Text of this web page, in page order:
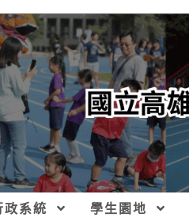
政系統 學生園地